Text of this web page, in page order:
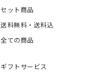
セット商品
送料無料・送料込
全ての商品
ギフトサービス